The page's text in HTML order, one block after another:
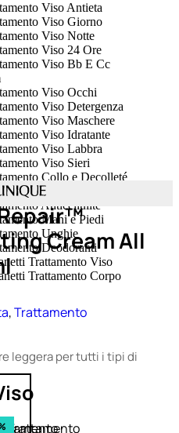
Viso Antieta
Viso Giorno
Viso Notte
Viso 24 Ore
Viso Bb E Cc
Viso Occhi
Viso Detergenza
Viso Maschere
Viso Idratante
Viso Labbra
Viso Sieri
Collo e Decolleté
Corpo
Anticellulite
Mani e Piedi
Unghie
Deodoranti
Trattamento Viso
Trattamento Corpo
Trattamento
Cream All
,Trattamento
leggera per tutti i tipi di